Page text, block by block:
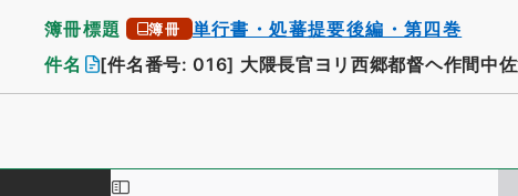
簿冊標題 簿冊 単行書・処蕃提要後編・第四巻
件名 [件名番号: 016] 大隈長官ヨリ西郷都督ヘ作間中